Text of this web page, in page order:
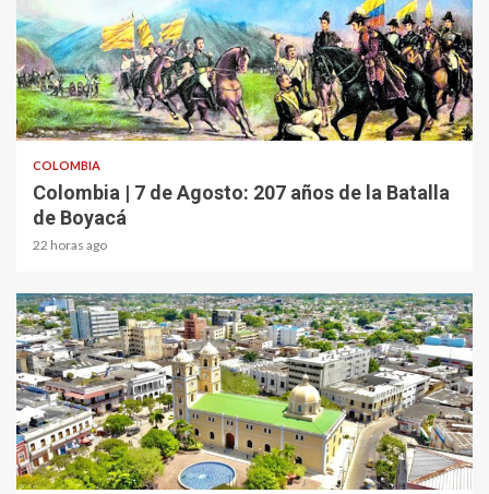
2 min read
COLOMBIA
Colombia | 7 de Agosto: 207 años de la Batalla
de Boyacá
22 horas ago
1 min read